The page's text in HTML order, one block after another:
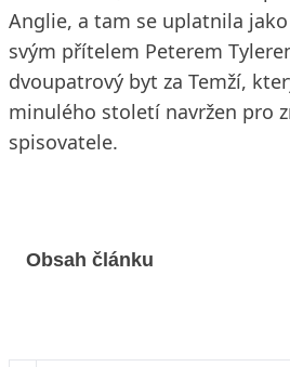
Anglie, a tam se uplatnila
svým přítelem Peterem
dvoupatrový byt za Temží,
minulého století navržen pro
spisovatele.
Obsah článku